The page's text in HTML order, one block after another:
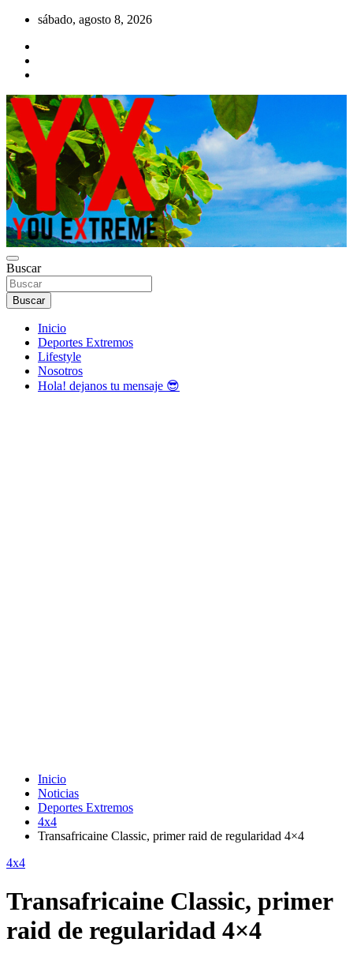
Saltar
contenido
sábado, agosto 8, 2026
YOU EXTREME
YX Deportes Extremos Lifestyle
Buscar
Buscar
Inicio
Deportes Extremos
Lifestyle
Nosotros
Hola! dejanos tu mensaje 😎
Inicio
Noticias
Deportes Extremos
4x4
Transafricaine Classic, primer raid de regularidad 4×4
4x4
Transafricaine Classic, primer
raid de regularidad 4×4